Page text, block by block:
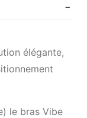
élégante,
le bras Vibe